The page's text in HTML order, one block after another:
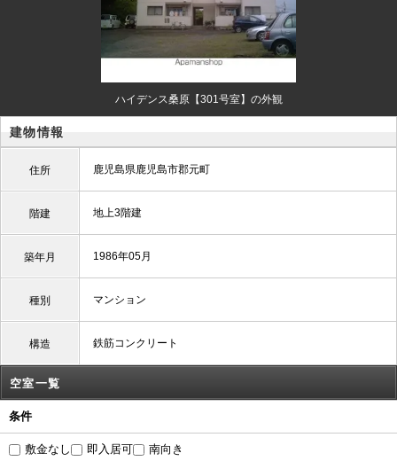
ハイデンス桑原【301号室】の外観
建物情報
住所 鹿児島県鹿児島市郡元町
階建 地上3階建
築年月 1986年05月
種別 マンション
構造 鉄筋コンクリート
空室一覧
条件
敷金なし 即入居可 南向き